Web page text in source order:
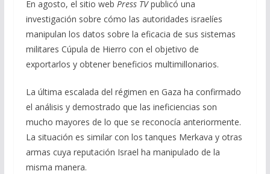
En agosto, el sitio web Press TVpublicó una
investigación sobre cómo las autoridades israelíes
manipulan los datos sobre la eficacia de sus sistemas
militares Cúpula de Hierro con el objetivo de
exportarlos y obtener beneficios multimillonarios.
La última escalada del régimen en Gaza ha confirmado
el análisis y demostrado que las ineficiencias son
mucho mayores de lo que se reconocía anteriormente.
La situación es similar con los tanques Merkava y otras
armas cuya reputación Israel ha manipulado de la
misma manera.